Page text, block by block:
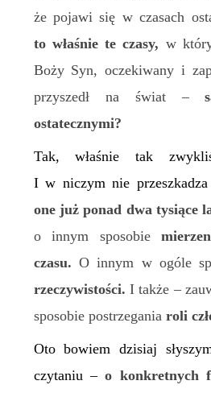
że pojawi się w czasach
to właśnie te czasy, w
Boży Syn, oczekiwany i
przyszedł na świat –
ostatecznymi?
Tak, właśnie tak
I w niczym nie
one już ponad dwa tysiące
o innym sposobie
czasu.O innym w ogóle
rzeczywistości. I także –
sposobie postrzegania roli
Oto bowiem dzisiaj
czytaniu –o konkretnych